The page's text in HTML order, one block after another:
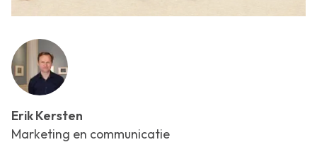
Erik Kersten
Marketing en communicatie